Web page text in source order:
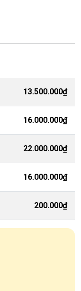
13.500.000₫
16.000.000₫
22.000.000₫
16.000.000₫
200.000₫